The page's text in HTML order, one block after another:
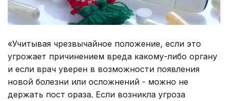
«Учитывая чрезвычайное положение, если это
угрожает причинением вреда какому-либо органу
и если врач уверен в возможности появления
новой болезни или осложнений - можно не
держать пост ораза. Если возникла угроза